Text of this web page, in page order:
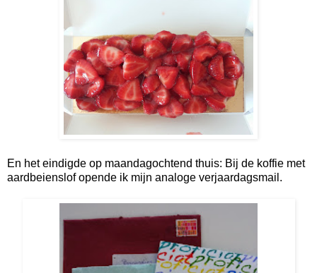
En het eindigde op maandagochtend thuis: Bij de koffie met
aardbeienslof opende ik mijn analoge verjaardagsmail.